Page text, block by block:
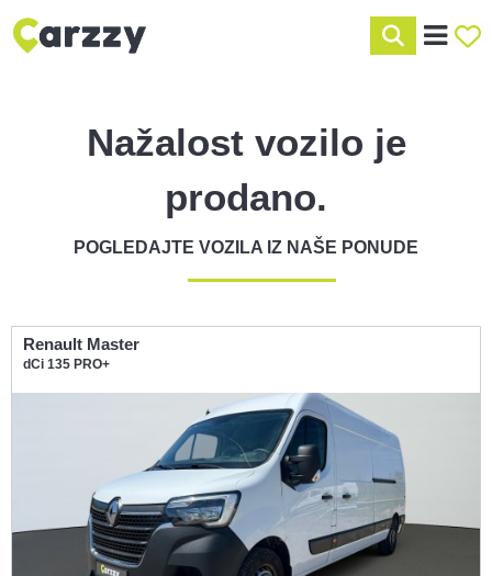
Nažalost vozilo je
prodano.
POGLEDAJTE VOZILA IZ NAŠE PONUDE
Renault Master
dCi 135 PRO+